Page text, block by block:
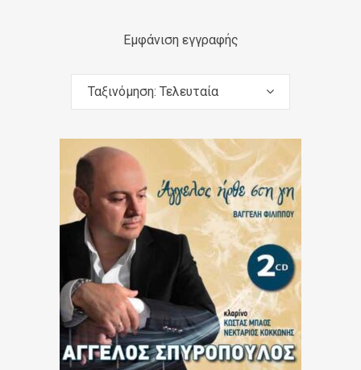
Εμφάνιση εγγραφής
Ταξινόμηση: Τελευταία